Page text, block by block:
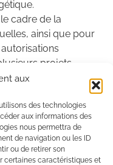
aux
des technologies
aux informations des
nous permettra de
de navigation ou les ID
ou de retirer son
certaines caractéristiques et
cadre de la
ainsi que pour
projets
"de Kalliopé
ses clients pour